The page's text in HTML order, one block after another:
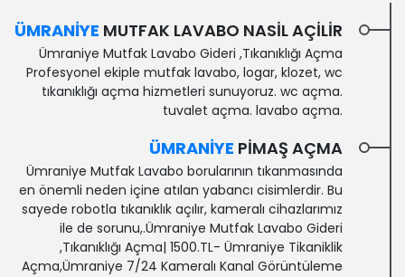
ÜMRANIYE MUTFAK LAVABO NASIL AÇILIR
Ümraniye Mutfak Lavabo Gideri ,Tıkanıklığı Açma
Profesyonel ekiple mutfak lavabo, logar, klozet, wc
tıkanıklığı açma hizmetleri sunuyoruz. wc açma.
tuvalet açma. lavabo açma.
ÜMRANIYE PIMAŞ AÇMA
Ümraniye Mutfak Lavabo borularının tıkanmasında
en önemli neden içine atılan yabancı cisimlerdir. Bu
sayede robotla tıkanıklık açılır, kameralı cihazlarımız
ile de sorunu,.Ümraniye Mutfak Lavabo Gideri
,Tıkanıklığı Açma| 1500.TL- Ümraniye Tikaniklik
Açma,Ümraniye 7/24 Kameralı Kanal Görüntüleme‎